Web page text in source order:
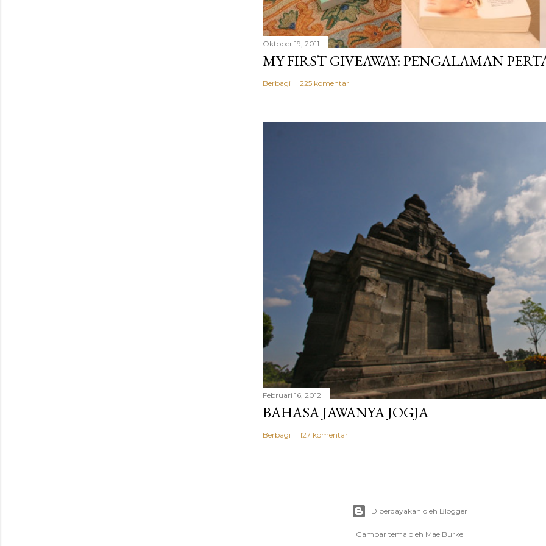
Oktober 19, 2011
MY FIRST GIVEAWAY: PENGALAMAN
Berbagi 225 komentar
Februari 16, 2012
BAHASA JAWANYA JOGJA
Berbagi 127 komentar
Diberdayakan oleh Blogger
Gambar tema oleh Mae Burke